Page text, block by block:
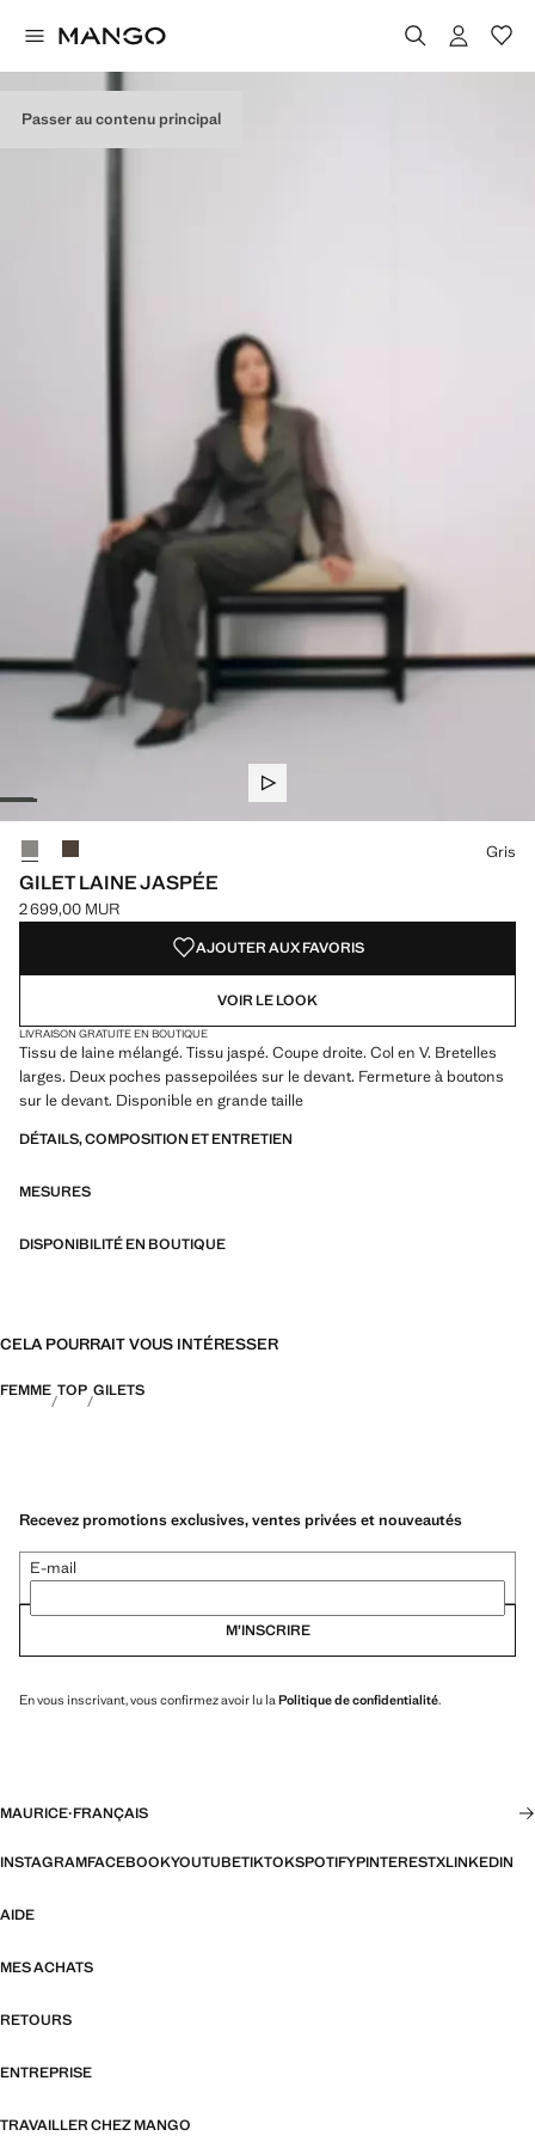
Passer au contenu principal
GILET LAINE JASPÉE
Prix actuel [2 699,00 MUR ]
2 699,00 MUR
Choisissez une couleur
Couleur Gris sélectionnée
Couleur Marron
Gris
AJOUTER AUX FAVORIS
VOIR LE LOOK
LIVRAISON GRATUITE EN BOUTIQUE
Tissu de laine mélangé. Tissu jaspé. Coupe droite. Col en V. Bretelles
larges. Deux poches passepoilées sur le devant. Fermeture à boutons
sur le devant. Disponible en grande taille
DÉTAILS, COMPOSITION ET ENTRETIEN
MESURES
DISPONIBILITÉ EN BOUTIQUE
CELA POURRAIT VOUS INTÉRESSER
FEMME TOP GILETS
Recevez promotions exclusives, ventes privées et nouveautés
E-mail
M’INSCRIRE
En vous inscrivant, vous confirmez avoir lu laPolitique de confidentialité.
MAURICE·FRANÇAIS
INSTAGRAMFACEBOOKYOUTUBETIKTOKSPOTIFYPINTERESTXLINKEDIN
AIDE
MES ACHATS
RETOURS
ENTREPRISE
TRAVAILLER CHEZ MANGO